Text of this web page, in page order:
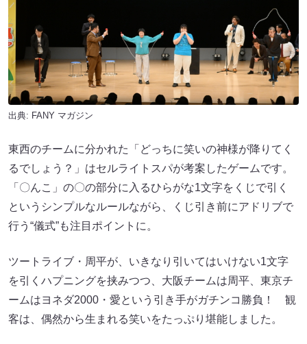
出典: FANY マガジン
東西のチームに分かれた「どっちに笑いの神様が降りてく
るでしょう？」はセルライトスパが考案したゲームです。
「〇んこ」の〇の部分に入るひらがな1文字をくじで引く
というシンプルなルールながら、くじ引き前にアドリブで
行う“儀式”も注目ポイントに。
ツートライブ・周平が、いきなり引いてはいけない1文字
を引くハプニングを挟みつつ、大阪チームは周平、東京チ
ームはヨネダ2000・愛という引き手がガチンコ勝負！ 観
客は、偶然から生まれる笑いをたっぷり堪能しました。